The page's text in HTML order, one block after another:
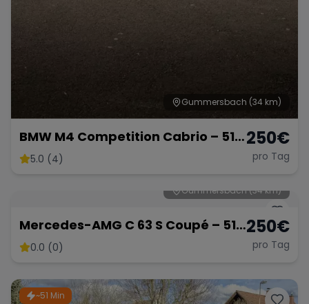
Gummersbach (34 km)
BMW M4 Competition Cabrio – 510
PS pure Eleganz & Performance
5.0 (4)
250€
pro Tag
Gummersbach(34 km)
Mercedes-AMG C 63 S Coupé – 510
PS V8 Biturbo
0.0 (0)
250€
pro Tag
~51 Min